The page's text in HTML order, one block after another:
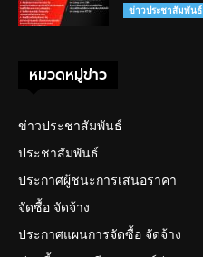
ข่าวประชาสัมพันธ์
หมวดหมู่ข่าว
ข่าวประชาสัมพันธ์
ประชาสัมพันธ์
ประกาศผู้ชนะการเสนอราคา
จัดซื้อ จัดจ้าง
ประกาศแผนการจัดซื้อ จัดจ้าง